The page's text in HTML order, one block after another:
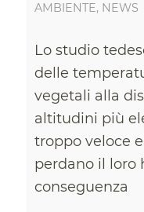
AMBIENTE, NEWS
Lo studio
delle
vegetali alla
altitudini più
troppo veloce
perdano il loro
conseguenza